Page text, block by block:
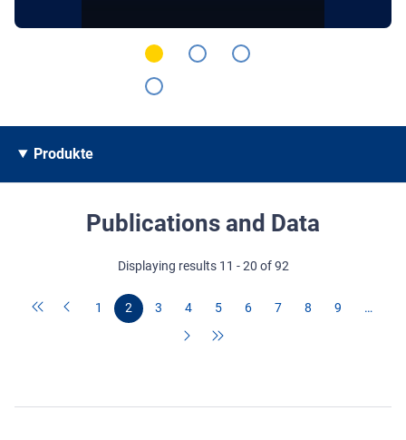
Produkte
Publications and Data
Displaying results 11 - 20 of 92
1 2 3 4 5 6 7 8 9 …